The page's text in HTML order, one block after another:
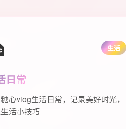
生活
日常
心vlog生活日常，记录美好时光，
活小技巧